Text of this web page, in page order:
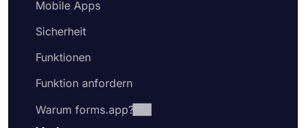
Mobile Apps
Sicherheit
Funktionen
Funktion anfordern
Warum forms.app?